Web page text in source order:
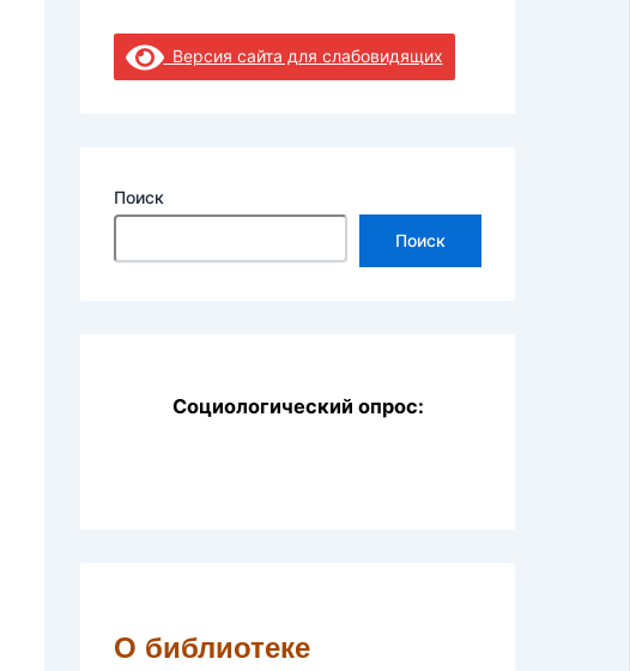
Версия сайта для слабовидящих
Поиск
Поиск
Социологический опрос:
О библиотеке